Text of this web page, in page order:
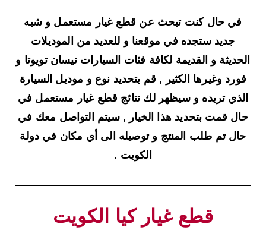
في حال كنت تبحث عن قطع غيار مستعمل و شبه
جديد ستجده في موقعنا و للعديد من الموديلات
الحديثة و القديمة لكافة فئات السيارات نيسان تويوتا و
فورد وغيرها الكثير , قم بتحديد نوع و موديل السيارة
الذي تريده و سيظهر لك نتائج قطع غيار مستعمل في
حال قمت بتحديد هذا الخيار , سيتم التواصل معك في
حال تم طلب المنتج و توصيله الى أي مكان في دولة
الكويت .
قطع غيار كيا الكويت